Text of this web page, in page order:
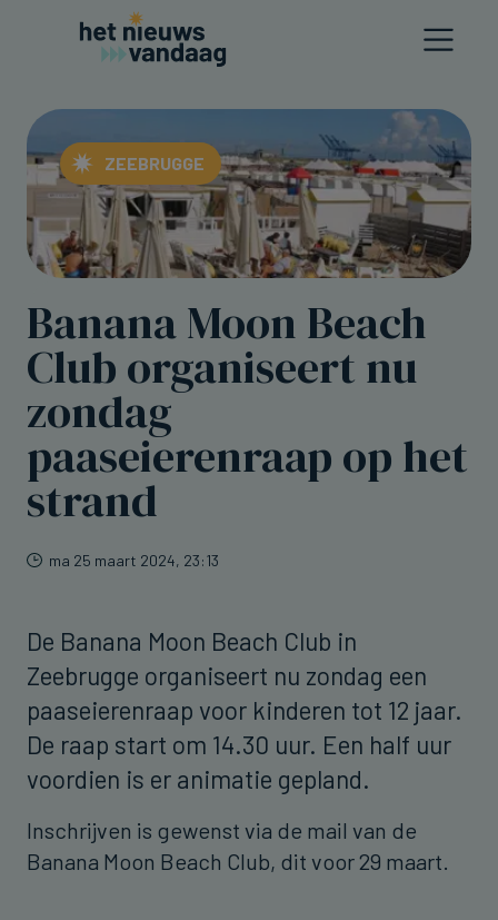
ZEEBRUGGE
Banana Moon Beach
Club organiseert nu
zondag
paaseierenraap op het
strand
ma 25 maart 2024, 23:13
De Banana Moon Beach Club in
Zeebrugge organiseert nu zondag een
paaseierenraap voor kinderen tot 12 jaar.
De raap start om 14.30 uur. Een half uur
voordien is er animatie gepland.
Inschrijven is gewenst via de mail van de
Banana Moon Beach Club, dit voor 29 maart.